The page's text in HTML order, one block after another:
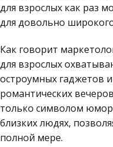
для взрослых как раз
для довольно
Как говорит
для взрослых
остроумных гаджетов
романтических
только символом
близких людях,
полной мере.